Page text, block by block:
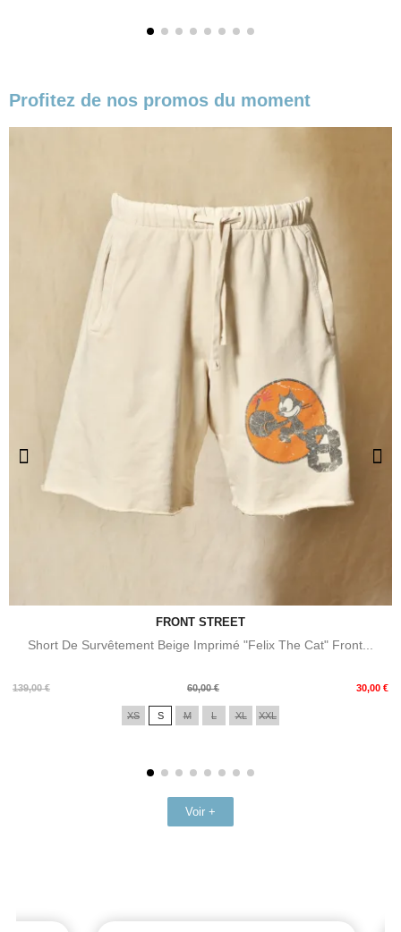
Profitez de nos promos du moment
FRONT STREET
Short De Survêtement Beige Imprimé "Felix The Cat" Front...
139,00 €
Prix
60,00 € 30,00 €
Prix
XS S M L XL XXL
Voir +